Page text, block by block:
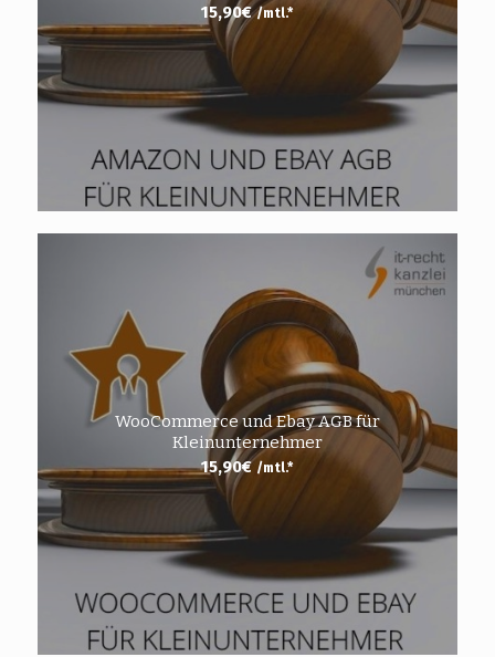
15,90€ /mtl.*
WooCommerce und Ebay AGB für
Kleinunternehmer
15,90€ /mtl.*